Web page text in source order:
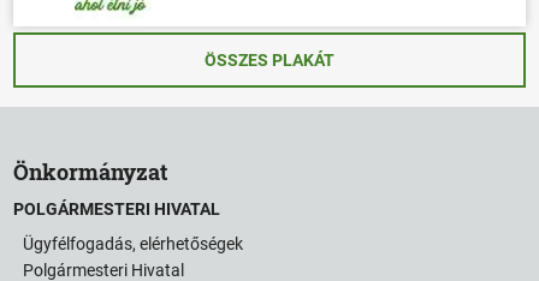
ÖSSZES PLAKÁT
Önkormányzat
POLGÁRMESTERI HIVATAL
Ügyfélfogadás, elérhetőségek
Polgármesteri Hivatal